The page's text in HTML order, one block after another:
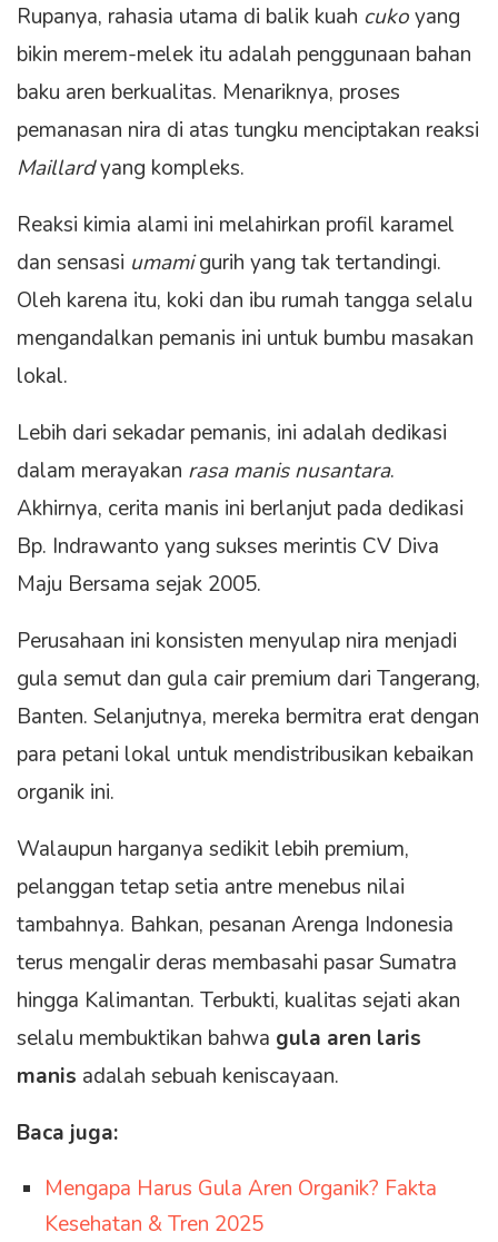
Rupanya, rahasia utama di balik kuah cukoyang
bikin merem-melek itu adalah penggunaan bahan
baku aren berkualitas. Menariknya, proses
pemanasan nira di atas tungku menciptakan reaksi
Maillardyang kompleks.
Reaksi kimia alami ini melahirkan profil karamel
dan sensasi umamigurih yang tak tertandingi.
Oleh karena itu, koki dan ibu rumah tangga selalu
mengandalkan pemanis ini untuk bumbu masakan
lokal.
Lebih dari sekadar pemanis, ini adalah dedikasi
dalam merayakan rasa manis nusantara.
Akhirnya, cerita manis ini berlanjut pada dedikasi
Bp. Indrawanto yang sukses merintis CV Diva
Maju Bersama sejak 2005.
Perusahaan ini konsisten menyulap nira menjadi
gula semut dan gula cair premium dari Tangerang,
Banten. Selanjutnya, mereka bermitra erat dengan
para petani lokal untuk mendistribusikan kebaikan
organik ini.
Walaupun harganya sedikit lebih premium,
pelanggan tetap setia antre menebus nilai
tambahnya. Bahkan, pesanan Arenga Indonesia
terus mengalir deras membasahi pasar Sumatra
hingga Kalimantan. Terbukti, kualitas sejati akan
selalu membuktikan bahwa gula aren laris
manis adalah sebuah keniscayaan.
Baca juga:
Mengapa Harus Gula Aren Organik? Fakta
Kesehatan & Tren 2025